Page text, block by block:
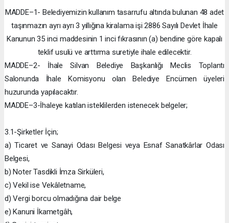
MADDE–1- Belediyemizin kullanım tasarrufu altında bulunan 48 adet
taşınmazın ayrı ayrı 3 yıllığına kiralama işi 2886 Sayılı Devlet İhale
Kanunun 35 inci maddesinin 1 inci fıkrasının (a) bendine göre kapalı
teklif usulü ve arttırma suretiyle ihale edilecektir.
MADDE–2- İhale Silvan Belediye Başkanlığı Meclis Toplantı
Salonunda İhale Komisyonu olan Belediye Encümen üyeleri
huzurunda yapılacaktır.
MADDE–3-İhaleye katılan isteklilerden istenecek belgeler;
3.1-Şirketler İçin;
a) Ticaret ve Sanayi Odası Belgesi veya Esnaf Sanatkârlar Odası
Belgesi,
b) Noter Tasdikli İmza Sirküleri,
c) Vekil ise Vekâletname,
d) Vergi borcu olmadığına dair belge
e) Kanuni İkametgâh,